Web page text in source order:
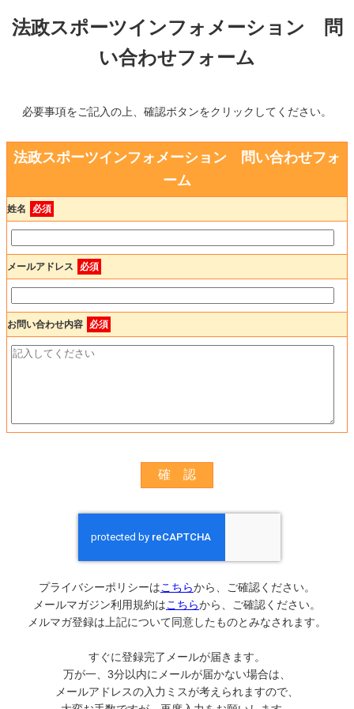
法政スポーツインフォメーション 問
い合わせフォーム
必要事項をご記入の上、確認ボタンをクリックしてください。
法政スポーツインフォメーション 問い合わせフォ
ーム
姓名 必須
メールアドレス 必須
お問い合わせ内容 必須
プライバシーポリシーはこちらから、ご確認ください。
メールマガジン利用規約はこちらから、ご確認ください。
メルマガ登録は上記について同意したものとみなされます。
すぐに登録完了メールが届きます。
万が一、3分以内にメールが届かない場合は、
メールアドレスの入力ミスが考えられますので、